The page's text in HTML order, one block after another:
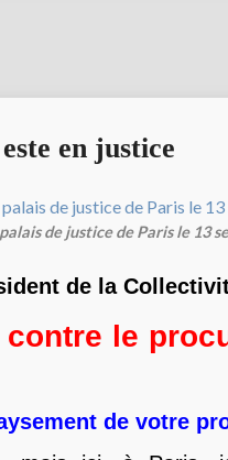
en justice
de justice de Paris le 13
de la
le
de votre